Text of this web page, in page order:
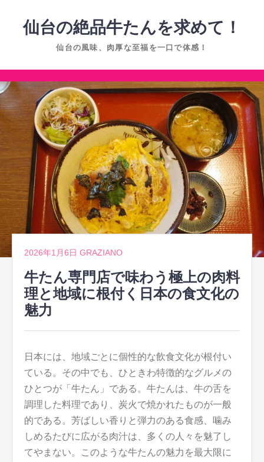
ツ
へ
プ
仙台の絶品牛たんを求めて！
仙台の風味、肉厚な至福を一口で体感！
コ
ン
テ
ツ
キ
ッ
2026年1月6日 GRAZIANO
牛たん専門店で味わう極上の肉料
理と地域に根付く日本の食文化の
魅力
日本には、地域ごとに個性的な飲食文化が根付い
ている。 その中でも、ひときわ特徴的なグルメの
ひとつが「牛たん」である。牛たんは、牛の舌を
調理した料理であり、炭火で焼かれたものが一般
的である。芳ばしい香りと弾力のある食感、噛み
しめるたびに広がる肉汁は、多くの人々を魅了し
てやまない。このような牛たんの魅力を最大限に